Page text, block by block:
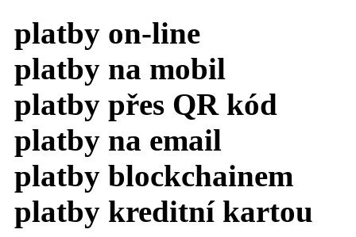
platby on-line
platby na mobil
platby přes QR kód
platby na email
platby blockchainem
platby kreditní kartou